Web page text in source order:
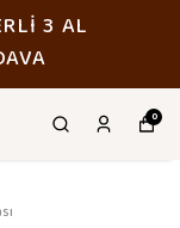
2ÖDE ! 🤩
0